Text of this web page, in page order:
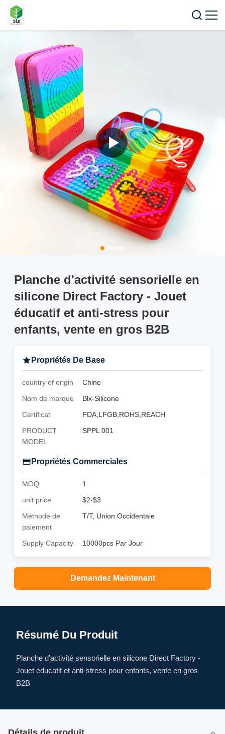
Planche d'activité sensorielle en
silicone Direct Factory - Jouet
éducatif et anti-stress pour
enfants, vente en gros B2B
Propriétés De Base
country of origin
Chine
Nom de marque
Blx-Silicone
Certificat
FDA,LFGB,ROHS,REACH
PRODUCT
MODEL
SPPL 001
Propriétés Commerciales
MOQ
1
unit price
$2-$3
Méthode de
paiement
T/T, Union Occidentale
Supply Capacity 10000pcs Par Jour
Demandez Maintenant
Résumé Du Produit
Planche d'activité sensorielle en silicone Direct Factory -
Jouet éducatif et anti-stress pour enfants, vente en gros
B2B